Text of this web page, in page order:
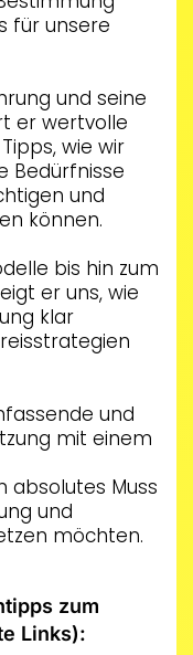
für unsere
und seine
er wertvolle
wie wir
Bedürfnisse
und
können.
bis hin zum
er uns, wie
klar
und
mit einem
absolutes Muss
und
möchten.
zum
Links):